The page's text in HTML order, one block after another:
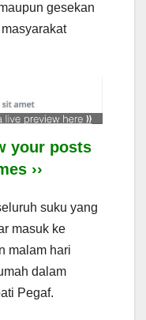
gesekan
your posts
››
suku yang
masuk ke
malam hari
dalam
Pegaf.